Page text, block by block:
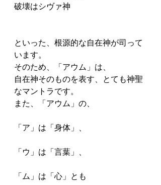
破壊はシヴァ神
といった、根源的な自在神が司って
います。
そのため、「アウム」は、
自在神そのものを表す、とても神聖
なマントラです。
また、「アウム」の、
「ア」は「身体」、
「ウ」は「言葉」、
「ム」は「心」とも